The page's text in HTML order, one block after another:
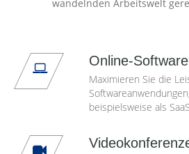
wandelnden Arbeitswelt
Online-
Maximieren Sie die
beispielsweise als